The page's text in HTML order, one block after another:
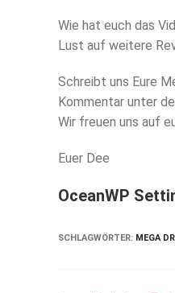
Wie hat euch das
Lust auf weitere
Schreibt uns Eure
Kommentar unter
Wir freuen uns auf
Euer Dee
OceanWP
SCHLAGWÖRTER: MEGA